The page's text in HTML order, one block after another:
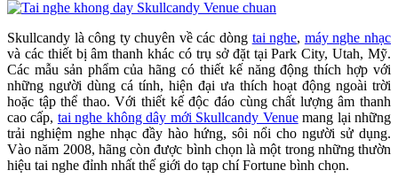
Skullcandy là công ty chuyên về các dòng tai nghe, máy nghe nhạc
và các thiết bị âm thanh khác có trụ sở đặt tại Park City, Utah, Mỹ.
Các mẫu sản phẩm của hãng có thiết kế năng động thích hợp với
những người dùng cá tính, hiện đại ưa thích hoạt động ngoài trời
hoặc tập thể thao. Với thiết kế độc đáo cùng chất lượng âm thanh
cao cấp, tai nghe không dây mới Skullcandy Venuemang lại những
trải nghiệm nghe nhạc đầy hào hứng, sôi nổi cho người sử dụng.
Vào năm 2008, hãng còn được bình chọn là một trong những thườn
hiệu tai nghe đỉnh nhất thế giới do tạp chí Fortune bình chọn.